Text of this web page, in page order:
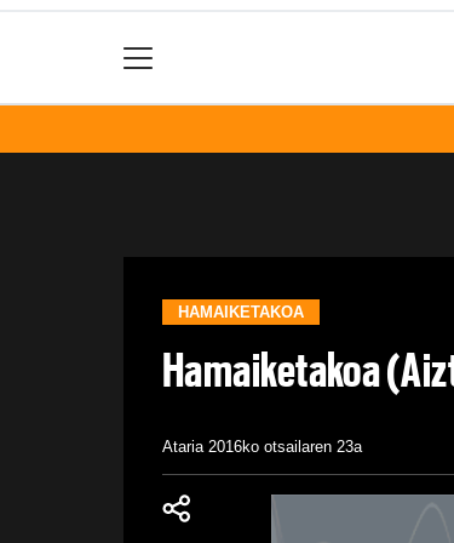
HAMAIKETAKOA
Hamaiketakoa
Ataria 2016ko otsailaren 23a